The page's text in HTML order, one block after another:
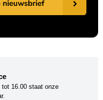
tot 16.00 staat onze